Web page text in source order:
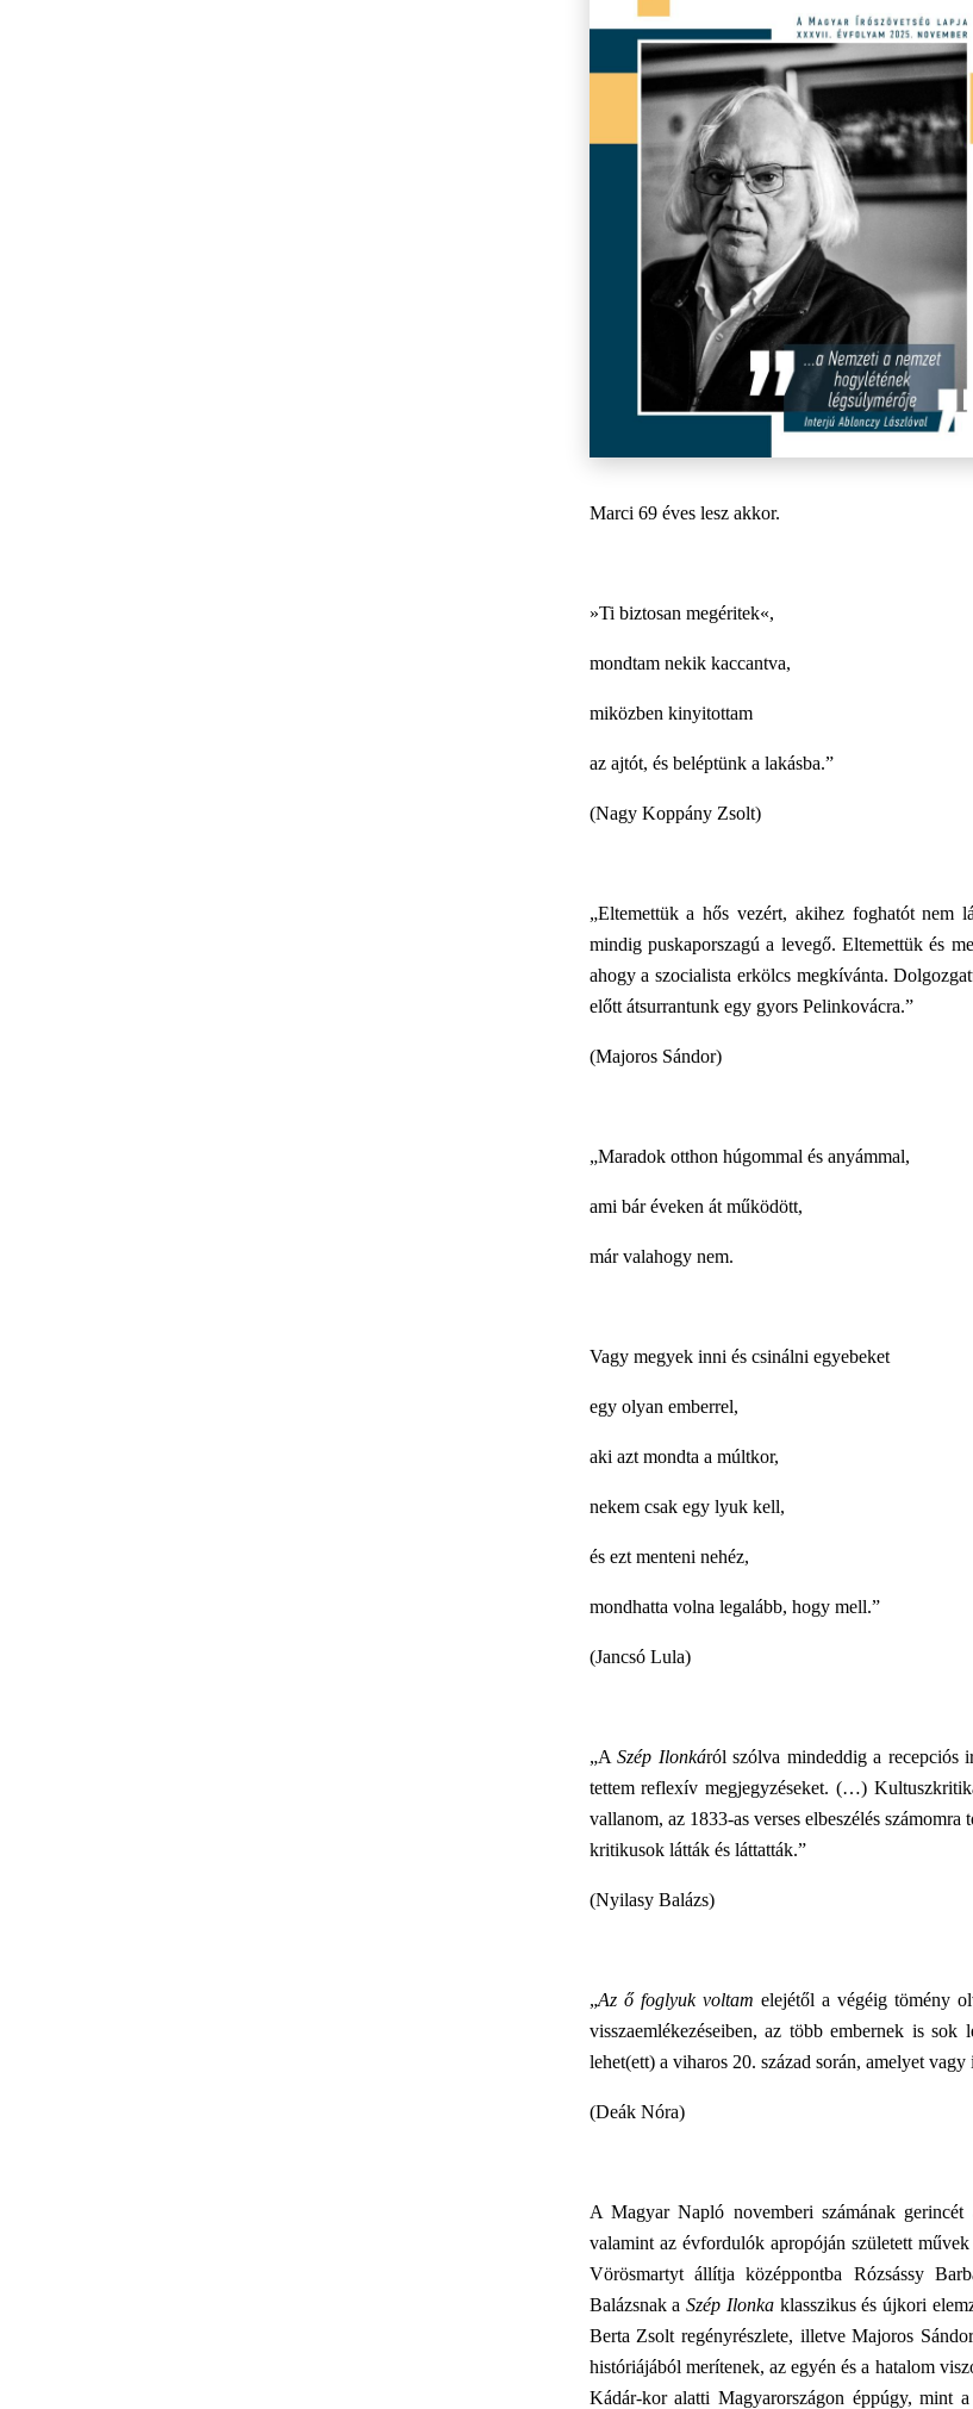
Marci 69 éves lesz akkor.
»Ti biztosan megéritek«,
mondtam nekik kaccantva,
miközben kinyitottam
az ajtót, és beléptünk a lakásba.”
(Nagy Koppány Zsolt)
„Eltemettük a hős vezért, akihez foghatót nem
mindig puskaporszagú a levegő. Eltemettük és
ahogy a szocialista erkölcs megkívánta.
előtt átsurrantunk egy gyors Pelinkovácra.”
(Majoros Sándor)
„Maradok otthon húgommal és anyámmal,
ami bár éveken át működött,
már valahogy nem.
Vagy megyek inni és csinálni egyebeket
egy olyan emberrel,
aki azt mondta a múltkor,
nekem csak egy lyuk kell,
és ezt menteni nehéz,
mondhatta volna legalább, hogy mell.”
(Jancsó Lula)
„ASzép Ilonkáról szólva mindeddig a recepciós
tettem reflexív megjegyzéseket. (…)
vallanom, az 1833-as verses elbeszélés
kritikusok látták és láttatták.”
(Nyilasy Balázs)
„Az ő foglyuk voltam elejétől a végéig tömény
visszaemlékezéseiben, az több embernek is
lehet(ett) a viharos 20. század során, amelyet
(Deák Nóra)
A Magyar Napló novemberi számának
valamint az évfordulók apropóján született
Vörösmartyt állítja középpontba Rózsássy
Balázsnak aSzép Ilonkaklasszikus és újkori
Berta Zsolt regényrészlete, illetve Majoros
históriájából merítenek, az egyén és a hatalom
Kádár-kor alatti Magyarországon éppúgy, mint